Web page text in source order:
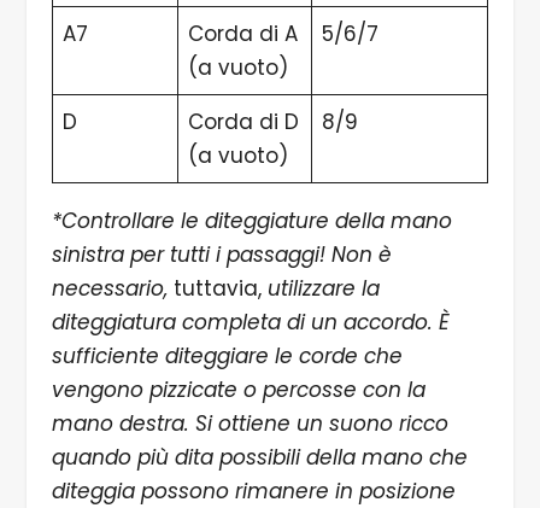
A7
Corda di A
(a vuoto)
5/6/7
D
Corda di D
(a vuoto)
8/9
*Controllare le diteggiature della mano
sinistra per tutti i passaggi! Non è
necessario,tuttavia,utilizzare la
diteggiatura completa di un accordo. È
sufficiente diteggiare le corde che
vengono pizzicate o percosse con la
mano destra. Si ottiene un suono ricco
quando più dita possibili della mano che
diteggia possono rimanere in posizione